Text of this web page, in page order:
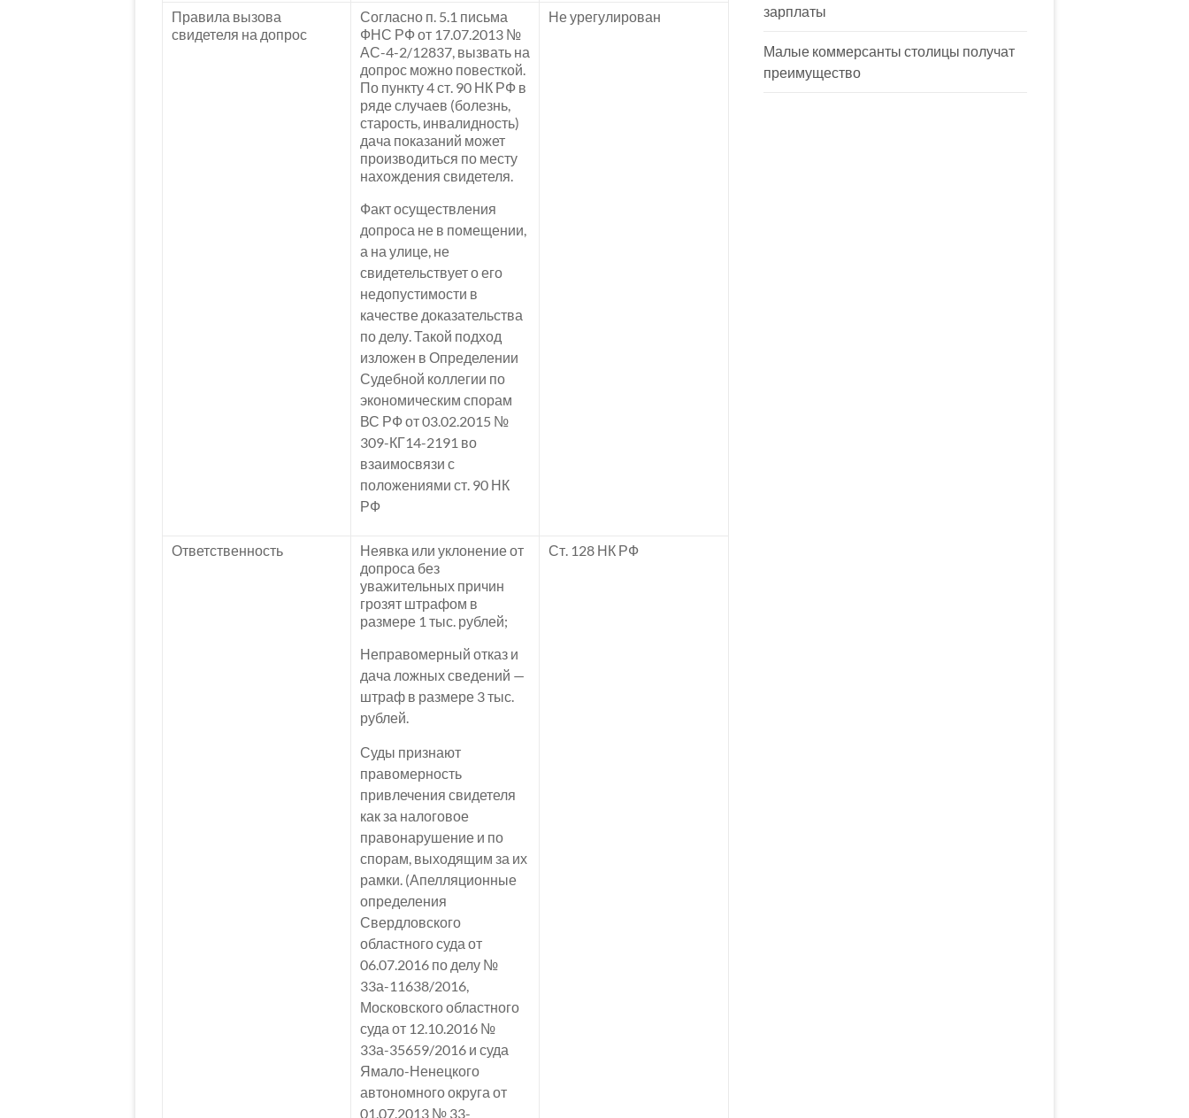
Правила вызова
свидетеля на допрос
Согласно п. 5.1 письма
ФНС РФ от 17.07.2013 №
АС-4-2/12837, вызвать на
допрос можно повесткой.
По пункту 4 ст. 90 НК РФ в
ряде случаев (болезнь,
старость, инвалидность)
дача показаний может
производиться по месту
нахождения свидетеля.
Факт осуществления
допроса не в помещении,
а на улице, не
свидетельствует о его
недопустимости в
качестве доказательства
по делу. Такой подход
изложен в Определении
Судебной коллегии по
экономическим спорам
ВС РФ от 03.02.2015 №
309-КГ14-2191 во
взаимосвязи с
положениями ст. 90 НК
РФ
Не урегулирован
Ответственность
Неявка или уклонение от
допроса без
уважительных причин
грозят штрафом в
размере 1 тыс. рублей;
Неправомерный отказ и
дача ложных сведений —
штраф в размере 3 тыс.
рублей.
Суды признают
правомерность
привлечения свидетеля
как за налоговое
правонарушение и по
спорам, выходящим за их
рамки. (Апелляционные
определения
Свердловского
областного суда от
06.07.2016 по делу №
33а-11638/2016,
Московского областного
суда от 12.10.2016 №
33а-35659/2016 и суда
Ямало-Ненецкого
автономного округа от
01.07.2013 № 33-
Ст. 128 НК РФ
зарплаты
Малые коммерсанты столицы получат
преимущество